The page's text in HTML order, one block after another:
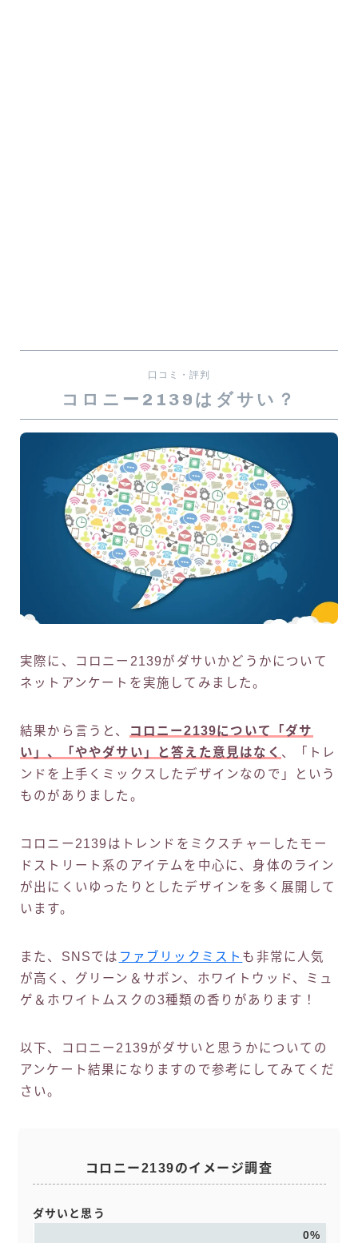
口コミ・評判
コロニー2139はダサい？
実際に、コロニー2139がダサいかどうかについて
ネットアンケートを実施してみました。
結果から言うと、
コロニー2139について「ダサ
い」、「ややダサい」と答えた意見はなく 、「トレ
ンドを上手くミックスしたデザインなので」という
ものがありました。
コロニー2139はトレンドをミクスチャーしたモー
ドストリート系のアイテムを中心に、身体のライン
が出にくいゆったりとしたデザインを多く展開して
います。
また、SNSでは ファブリックミスト も非常に人気
が高く、グリーン＆サボン、ホワイトウッド、ミュ
ゲ＆ホワイトムスクの3種類の香りがあります！
以下、コロニー2139がダサいと思うかについての
アンケート結果になりますので参考にしてみてくだ
さい。
コロニー2139のイメージ調査
ダサいと思う
0%